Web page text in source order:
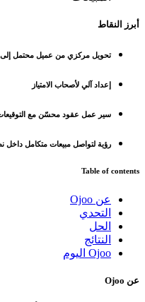
أبرز النقاط
تحويل مركزي من عميل محتمل
إعداد آلي لأصحاب الامتياز
سير عمل عقود محسّن مع التوقيعات
رؤية لتواصل مبيعات متكامل داخل
Table of contents
عن Ojoo
التحدي
الحل
النتائج
Ojoo اليوم
عن Ojoo